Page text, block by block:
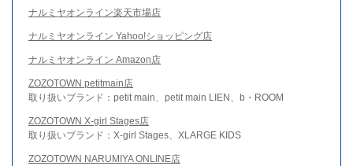
ナルミヤオンライン楽天市場店
ナルミヤオンライン Yahoo!ショッピング店
ナルミヤオンライン Amazon店
ZOZOTOWN petitmain店
取り扱いブランド：petit main、petit main LIEN、b・ROOM
ZOZOTOWN X-girl Stages店
取り扱いブランド：X-girl Stages、XLARGE KIDS
ZOZOTOWN NARUMIYA ONLINE店